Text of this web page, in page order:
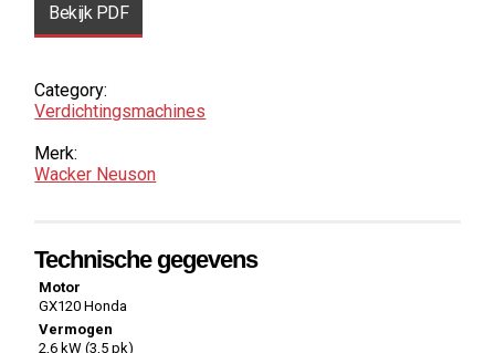
Bekijk PDF
Category:
Verdichtings­​machines
Merk:
Wacker Neuson
Technische gegevens
Motor
GX120 Honda
Vermogen
2,6 kW (3,5 pk)